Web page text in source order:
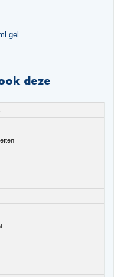
gel
deze